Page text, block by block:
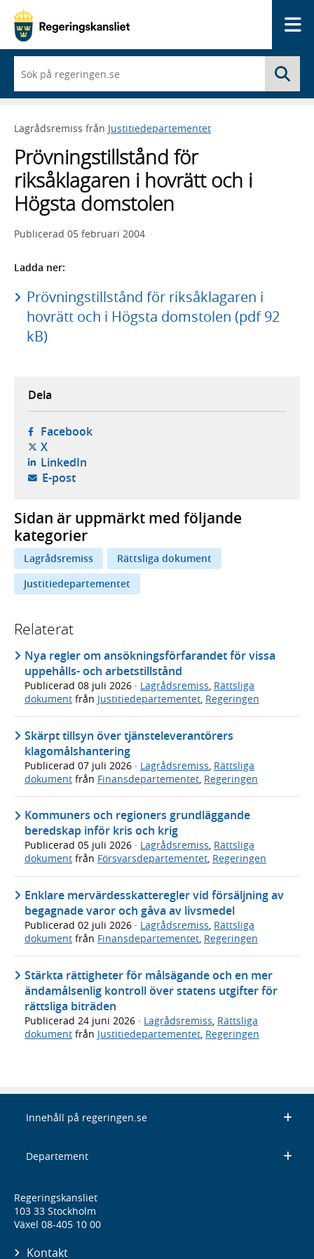
du
börjar
skriva
framträder
lista
med
sökförslag
Lagrådsremiss från Justitiedepartementet
Prövningstillstånd för
riksåklagaren i hovrätt och i
Högsta domstolen
Publicerad 05 februari 2004
Ladda ner:
Prövningstillstånd för riksåklagaren i
hovrätt och i Högsta domstolen (pdf 92
kB)
Dela
Facebook- öppnas i ny flik, extern webbplats,
X- öppnas i ny flik, extern webbplats,
LinkedIn- öppnas i ny flik, extern webbplats,
E-post- öppnar din e-postklient,
Sidan är uppmärkt med följande
kategorier
Lagrådsremiss
Rättsliga dokument
Justitiedepartementet
Relaterat
Nya regler om ansökningsförfarandet för vissa
uppehålls- och arbetstillstånd
Publicerad 08 juli 2026 · Lagrådsremiss, Rättsliga
dokument från Justitiedepartementet, Regeringen
Skärpt tillsyn över tjänsteleverantörers
klagomålshantering
Publicerad 07 juli 2026 · Lagrådsremiss, Rättsliga
dokument från Finansdepartementet, Regeringen
Kommuners och regioners grundläggande
beredskap inför kris och krig
Publicerad 05 juli 2026 · Lagrådsremiss, Rättsliga
dokument från Försvarsdepartementet, Regeringen
Enklare mervärdesskatteregler vid försäljning av
begagnade varor och gåva av livsmedel
Publicerad 02 juli 2026 · Lagrådsremiss, Rättsliga
dokument från Finansdepartementet, Regeringen
Stärkta rättigheter för målsägande och en mer
ändamålsenlig kontroll över statens utgifter för
rättsliga biträden
Publicerad 24 juni 2026 · Lagrådsremiss Rättsliga
dokument från Justitiedepartementet Regeringen
Innehåll på regeringen.se
Departement
Regeringskansliet
103 33 Stockholm
Växel 08-405 10 00
Kontakt